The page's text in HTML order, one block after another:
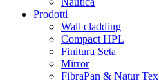
Prodotti
Wall cladding
Compact HPL
Finitura Seta
Mirror
FibraPan & Natur Tex